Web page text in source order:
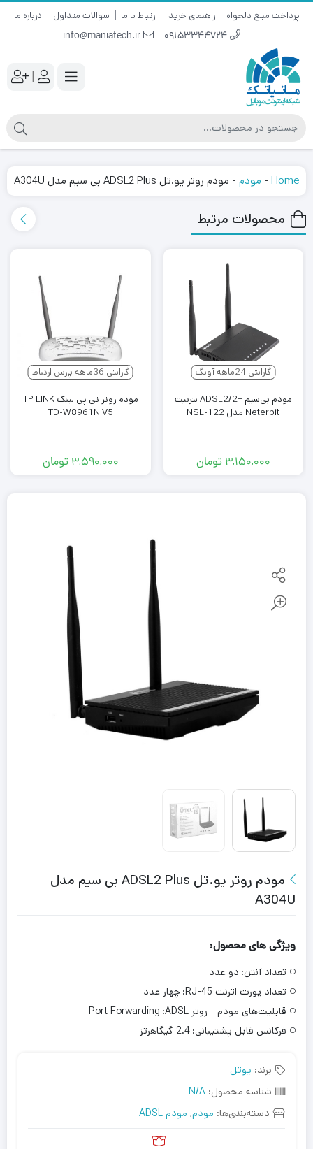
پرداخت مبلغ دلخواه راهنمای خرید ارتباط با ما سوالات متداول درباره ما
09153344724
info@maniatech.ir
|
Home
- مودم - مودم روتر یو.تل ADSL2 Plus بی سیم مدل A304U
محصولات مرتبط
گارانتی 24ماهه آونگ
مودم بی‌سیم +ADSL2/2 نتربیت
Neterbit مدل NSL-122
۳,۱۵۰,۰۰۰ تومان
گارانتی 36ماهه پارس ارتباط
مودم روتر تی پی لینک TP LINK
TD-W8961N V5
۳,۵۹۰,۰۰۰ تومان
مودم روتر یو.تل ADSL2 Plus بی سیم مدل
A304U
ویژگی های محصول:
تعداد آنتن: دو عدد
تعداد پورت اترنت RJ-45:
چهار عدد
قابلیت‌های مودم - روتر ADSL:
Port Forwarding
فرکانس قابل پشتیبانی: 2.4 گیگاهرتز
برند: یوتل
شناسه محصول: N/A
دسته‌بندی‌ها: مودم, مودم ADSL